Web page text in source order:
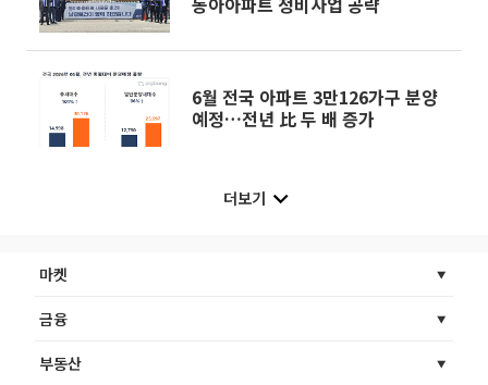
6월 전국 아파트 3만126가구 분양
예정…전년 比 두 배 증가
더보기
마켓
금융
부동산